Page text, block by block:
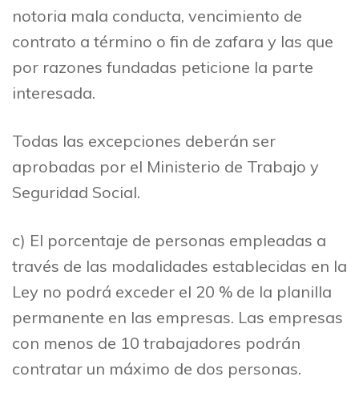
notoria mala conducta, vencimiento de
contrato a término o fin de zafara y las que
por razones fundadas peticione la parte
interesada.
Todas las excepciones deberán ser
aprobadas por el Ministerio de Trabajo y
Seguridad Social.
c) El porcentaje de personas empleadas a
través de las modalidades establecidas en la
Ley no podrá exceder el 20 % de la planilla
permanente en las empresas. Las empresas
con menos de 10 trabajadores podrán
contratar un máximo de dos personas.